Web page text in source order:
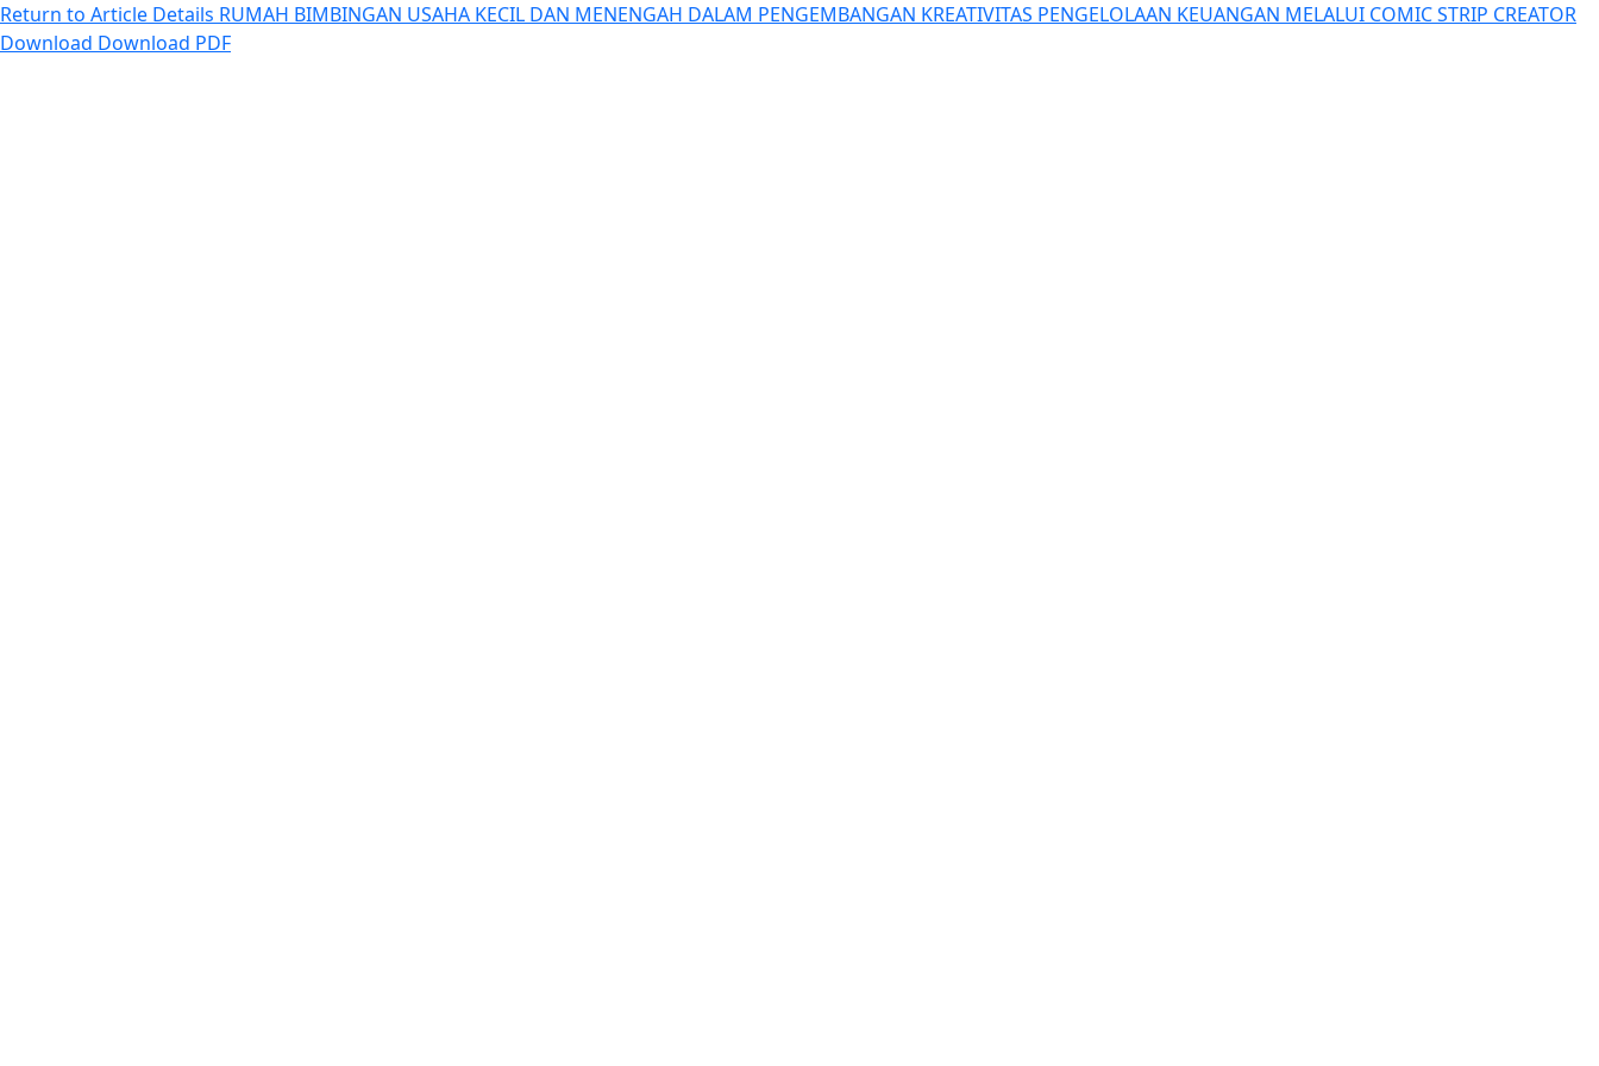
Return to Article Details RUMAH BIMBINGAN USAHA KECIL DAN MENENGAH DALAM PENGEMBANGAN KREATIVITAS PENGELOLAAN KEUANGAN MELALUI COMIC STRIP CREATOR
Download Download PDF